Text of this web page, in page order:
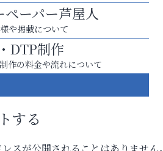
ペーパー芦屋人
や掲載について
DTP制作
作の料金や流れについて
する